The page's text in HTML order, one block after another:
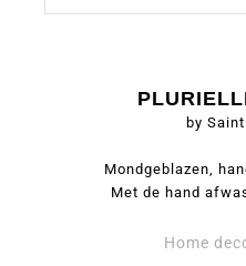
by
Mondgeblazen,
Met de hand
Home